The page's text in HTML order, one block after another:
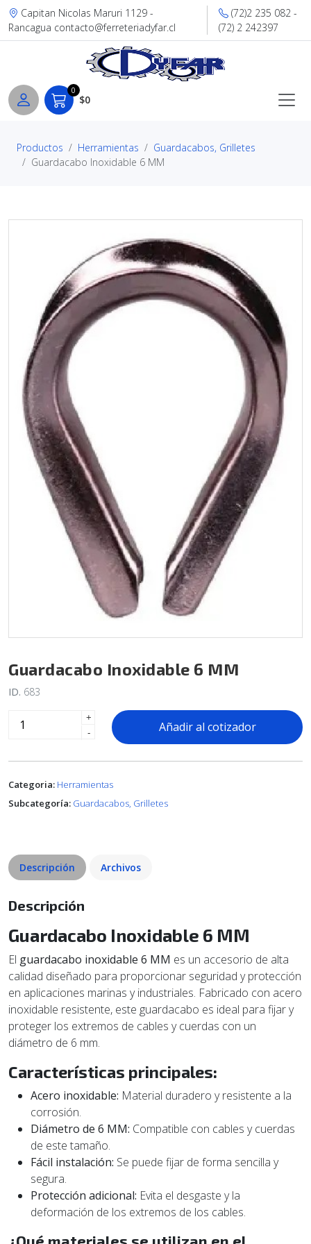
Capitan Nicolas Maruri 1129 -
Rancagua contacto@ferreteriadyfar.cl
(72)2 235 082 -
(72) 2 242397
0
$0
Productos Herramientas
Guardacabos, Grilletes
Guardacabo Inoxidable 6 MM
Guardacabo Inoxidable 6 MM
ID. 683
+
-
Añadir al cotizador
Categoria: Herramientas
Subcategoría: Guardacabos, Grilletes
Descripción Archivos
Descripción
Guardacabo Inoxidable 6 MM
El guardacabo inoxidable 6 MM es un accesorio de alta
calidad diseñado para proporcionar seguridad y protección
en aplicaciones marinas y industriales. Fabricado con acero
inoxidable resistente, este guardacabo es ideal para fijar y
proteger los extremos de cables y cuerdas con un
diámetro de 6 mm.
Características principales:
Acero inoxidable: Material duradero y resistente a la
corrosión.
Diámetro de 6 MM: Compatible con cables y cuerdas
de este tamaño.
Fácil instalación: Se puede fijar de forma sencilla y
segura.
Protección adicional: Evita el desgaste y la
deformación de los extremos de los cables.
¿Qué materiales se utilizan en el